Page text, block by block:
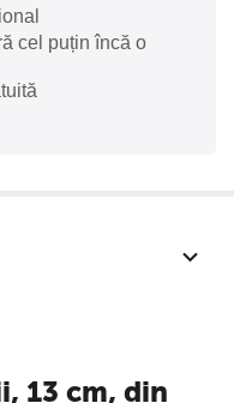
cel puțin încă o
13 cm, din